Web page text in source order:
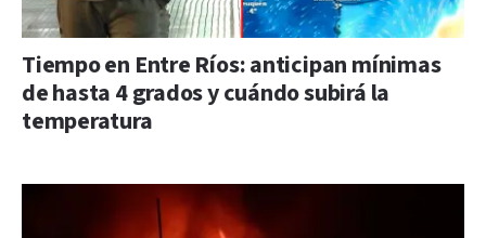
Tiempo en Entre Ríos: anticipan mínimas
de hasta 4 grados y cuándo subirá la
temperatura